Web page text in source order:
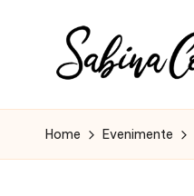
S
a
creator
de
Home Evenimente